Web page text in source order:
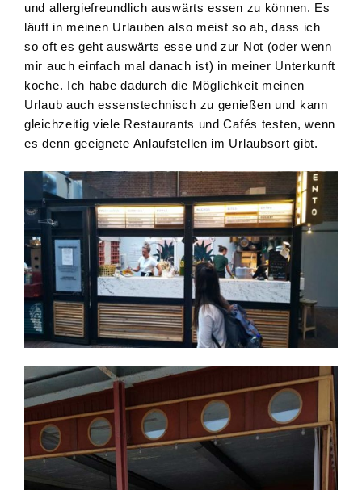
und allergiefreundlich auswärts essen zu können. Es
läuft in meinen Urlauben also meist so ab, dass ich
so oft es geht auswärts esse und zur Not (oder wenn
mir auch einfach mal danach ist) in meiner Unterkunft
koche. Ich habe dadurch die Möglichkeit meinen
Urlaub auch essenstechnisch zu genießen und kann
gleichzeitig viele Restaurants und Cafés testen, wenn
es denn geeignete Anlaufstellen im Urlaubsort gibt.